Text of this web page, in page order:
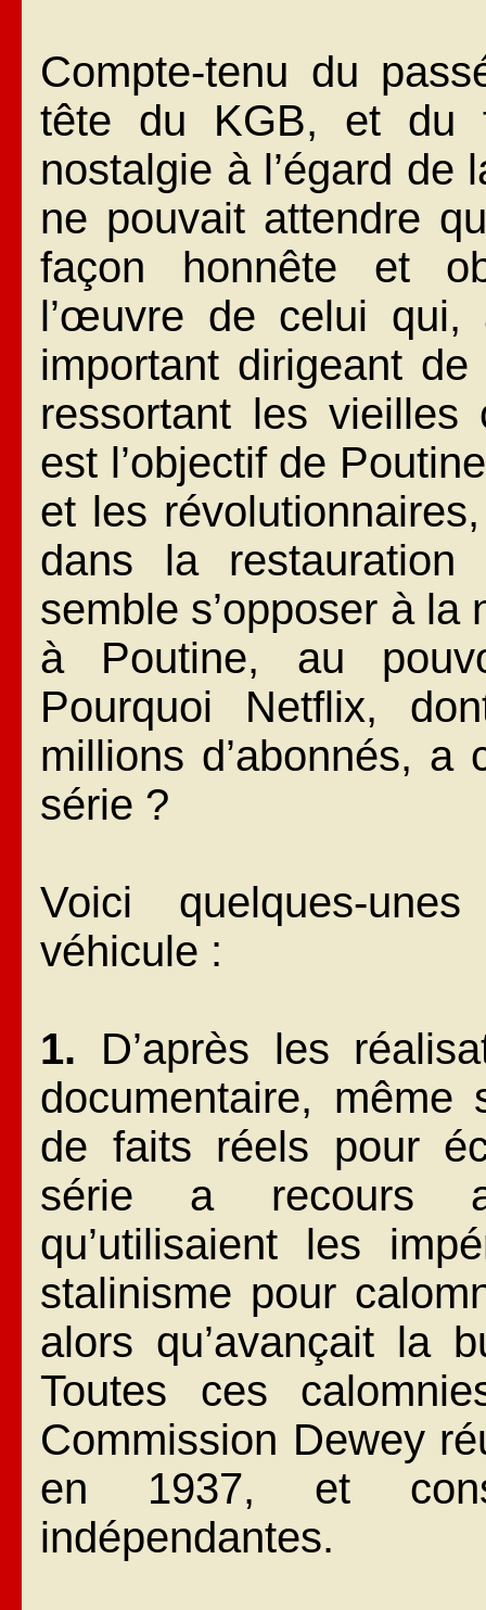
Compte-tenu du
tête du KGB, et du
nostalgie à l’égard de
ne pouvait attendre
façon honnête et
l’œuvre de celui
important dirigeant
ressortant les vieilles
est l’objectif de
et les
dans la
semble s’opposer à
à Poutine, au
Pourquoi Netflix,
millions d’abonnés, a
série ?
Voici quelques-
véhicule :
1. D’après les
documentaire, même
de faits réels pour
série a recours
qu’utilisaient les
stalinisme pour
alors qu’avançait la
Toutes ces
Commission Dewey
en 1937, et
indépendantes.